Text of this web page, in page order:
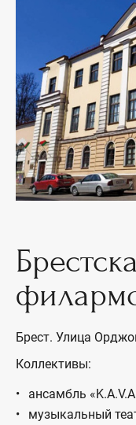
Брест. Улица
Коллективы:
ансамбль
музыкальный